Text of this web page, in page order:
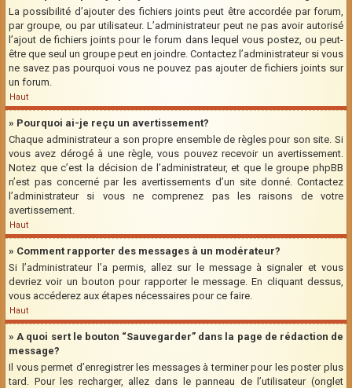
La possibilité d’ajouter des fichiers joints peut être accordée par forum,
par groupe, ou par utilisateur. L’administrateur peut ne pas avoir autorisé
l’ajout de fichiers joints pour le forum dans lequel vous postez, ou peut-
être que seul un groupe peut en joindre. Contactez l’administrateur si vous
ne savez pas pourquoi vous ne pouvez pas ajouter de fichiers joints sur
un forum.
Haut
» Pourquoi ai-je reçu un avertissement?
Chaque administrateur a son propre ensemble de règles pour son site. Si
vous avez dérogé à une règle, vous pouvez recevoir un avertissement.
Notez que c’est la décision de l’administrateur, et que le groupe phpBB
n’est pas concerné par les avertissements d’un site donné. Contactez
l’administrateur si vous ne comprenez pas les raisons de votre
avertissement.
Haut
» Comment rapporter des messages à un modérateur?
Si l’administrateur l’a permis, allez sur le message à signaler et vous
devriez voir un bouton pour rapporter le message. En cliquant dessus,
vous accéderez aux étapes nécessaires pour ce faire.
Haut
» A quoi sert le bouton “Sauvegarder” dans la page de rédaction de
message?
Il vous permet d’enregistrer les messages à terminer pour les poster plus
tard. Pour les recharger, allez dans le panneau de l’utilisateur (onglet